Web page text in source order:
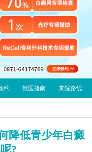
约 就医指南 来院路线
降低青少年白癜
?